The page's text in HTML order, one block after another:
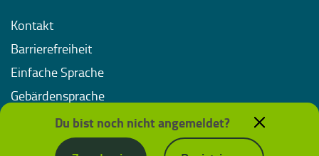
Kontakt
Barrierefreiheit
Einfache Sprache
Gebärdensprache
Impressum
Datenschutz
Du bist noch nicht angemeldet?